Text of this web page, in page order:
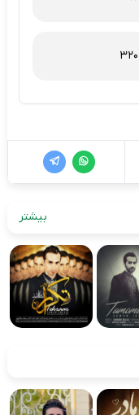
بیشتر